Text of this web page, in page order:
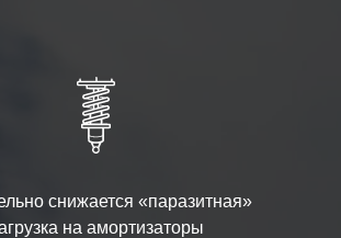
снижается «паразитная»
на амортизаторы